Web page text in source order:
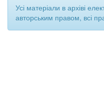
Усі матеріали в архіві
авторським правом, всі